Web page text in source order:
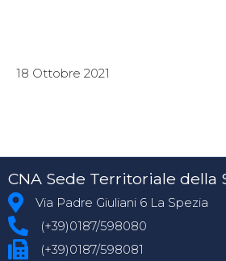
18 Ottobre 2021
CNA Sede Territoriale della
Via Padre Giuliani 6 La Spezia
(+39)0187/598080
(+39)0187/598081